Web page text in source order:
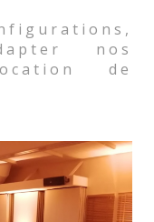
nos
de